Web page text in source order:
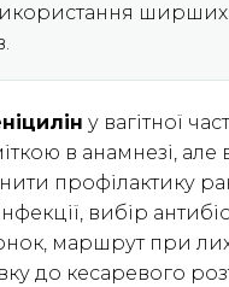
ширших
у вагітної
в анамнезі, але
профілактику
вибір
маршрут при
до кесаревого